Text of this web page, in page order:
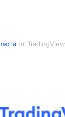
от TradingView